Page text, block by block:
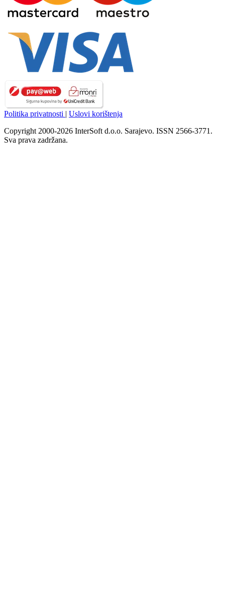
Politika privatnosti | Uslovi korištenja
Copyright 2000-2026 InterSoft d.o.o. Sarajevo. ISSN 2566-3771.
Sva prava zadržana.